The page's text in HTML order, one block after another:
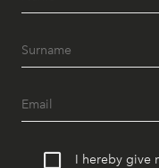
I hereby give